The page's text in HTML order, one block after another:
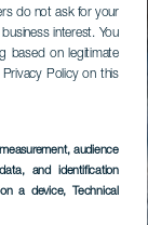
do not ask for your
interest. You
based on legitimate
Policy on this
audience
and identification
a device, Technical